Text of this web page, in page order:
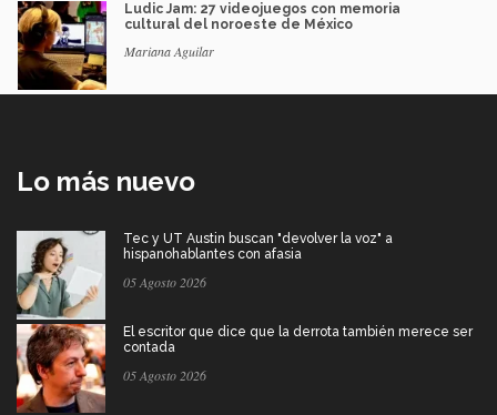
Ludic Jam: 27 videojuegos con memoria
cultural del noroeste de México
Mariana Aguilar
Lo más nuevo
Tec y UT Austin buscan "devolver la voz" a
hispanohablantes con afasia
05 Agosto 2026
El escritor que dice que la derrota también merece ser
contada
05 Agosto 2026